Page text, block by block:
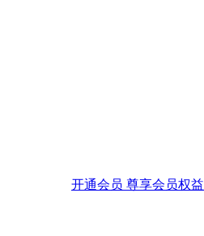
开通会员 尊享会员权益